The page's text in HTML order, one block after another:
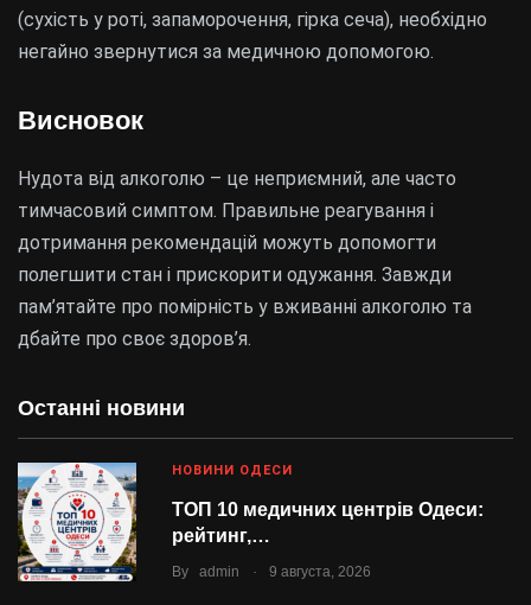
Останні новини
НОВИНИ ОДЕСИ
ТОП 10 медичних центрів Одеси:
рейтинг,…
By admin . 9 августа, 2026
(сухість у роті, запаморочення, гірка сеча), необхідно
негайно звернутися за медичною допомогою.
Висновок
Нудота від алкоголю – це неприємний, але часто
тимчасовий симптом. Правильне реагування і
дотримання рекомендацій можуть допомогти
полегшити стан і прискорити одужання. Завжди
пам’ятайте про помірність у вживанні алкоголю та
дбайте про своє здоров’я.